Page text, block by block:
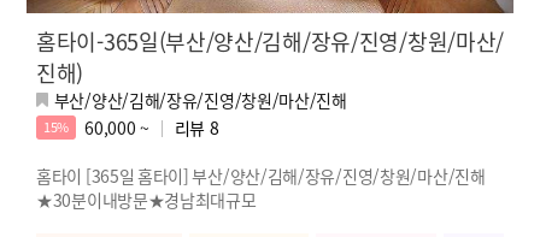
홈타이-365일(부산/양산/김해/장유/진영/창원/마산/
진해)
부산/양산/김해/장유/진영/창원/마산/진해
15% 60,000 ~ 리뷰 8
홈타이 [365일 홈타이] 부산/양산/김해/장유/진영/창원/마산/진해
★30분이내방문★경남최대규모